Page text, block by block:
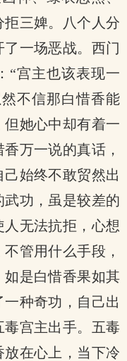
三婢。八个人分
一场恶战。西门
“宫主也该表现一
不信那白惜香能
她心中却有着一
万一说的真话，
始终不敢贸然出
功，虽是较差的
无法抗拒，心想
管用什么手段，
如是白惜香果如其
种奇功，自己出
宫主出手。五毒
在心上，当下冷